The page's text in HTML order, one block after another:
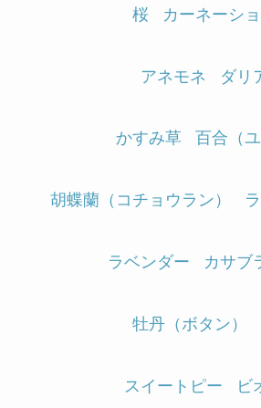
桜 カーネーシ
アネモネ ダリ
かすみ草 百合（ユ
胡蝶蘭（コチョウラン）
ラベンダー カサブ
牡丹（ボタン）
スイートピー ビ